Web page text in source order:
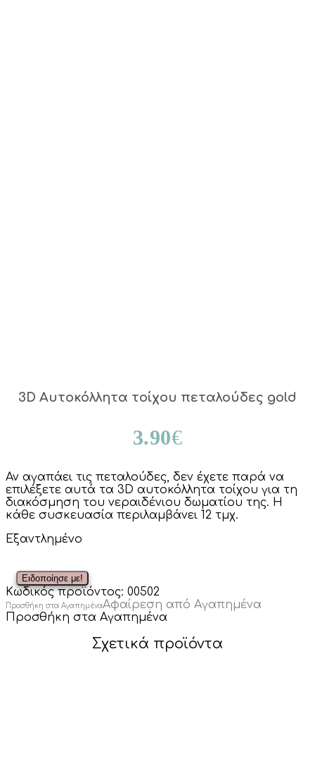
3D Αυτοκόλλητα τοίχου πεταλούδες gold
3.90€
Αν αγαπάει τις πεταλούδες, δεν έχετε παρά να
επιλέξετε αυτά τα 3D αυτοκόλλητα τοίχου για τη
διακόσμηση του νεραιδένιου δωματίου της. Η
κάθε συσκευασία περιλαμβάνει 12 τμχ.
Εξαντλημένο
Κωδικός προϊόντος: 00502
Προσθήκη στα ΑγαπημέναΑφαίρεση από Αγαπημένα
Προσθήκη στα Αγαπημένα
Σχετικά προϊόντα